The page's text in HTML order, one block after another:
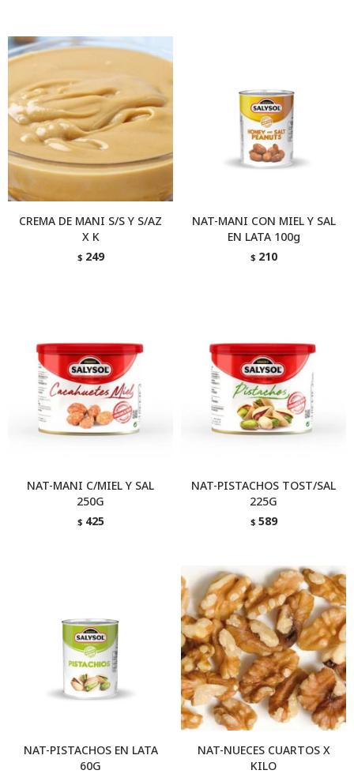
CREMA DE MANI S/S Y S/AZ
X K
$ 249
NAT-MANI CON MIEL Y SAL
EN LATA 100g
$ 210
NAT-MANI C/MIEL Y SAL
250G
$ 425
NAT-PISTACHOS TOST/SAL
225G
$ 589
NAT-PISTACHOS EN LATA
60G
NAT-NUECES CUARTOS X
KILO